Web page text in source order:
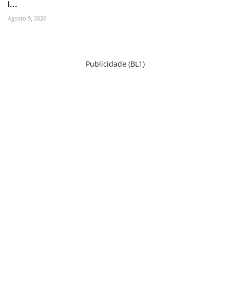
l...
Agosto 9, 2026
Publicidade (BL1)